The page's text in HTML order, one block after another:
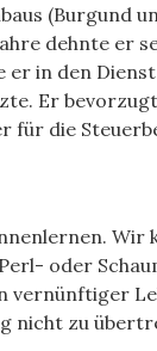
dehnte er
in den
Er
die
oder
zu